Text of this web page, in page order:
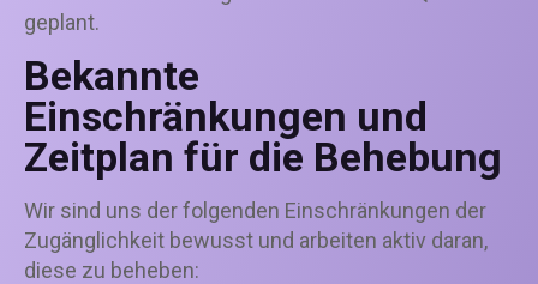
geplant.
Bekannte
Einschränkungen und
Zeitplan für die Behebung
Wir sind uns der folgenden Einschränkungen der
Zugänglichkeit bewusst und arbeiten aktiv daran,
diese zu beheben: